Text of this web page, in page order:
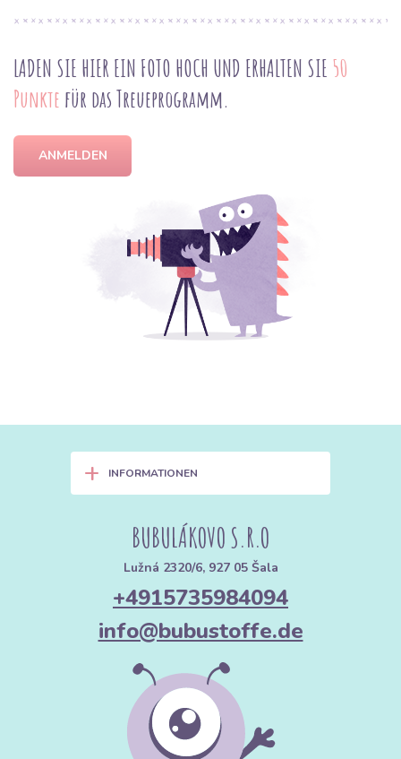
LADEN SIE HIER EIN FOTO HOCH UND ERHALTEN SIE 50
Punkte für das Treueprogramm.
ANMELDEN
+ INFORMATIONEN
BUBULÁKOVO S.R.O
Lužná 2320/6, 927 05 Šala
+4915735984094
info@bubustoffe.de